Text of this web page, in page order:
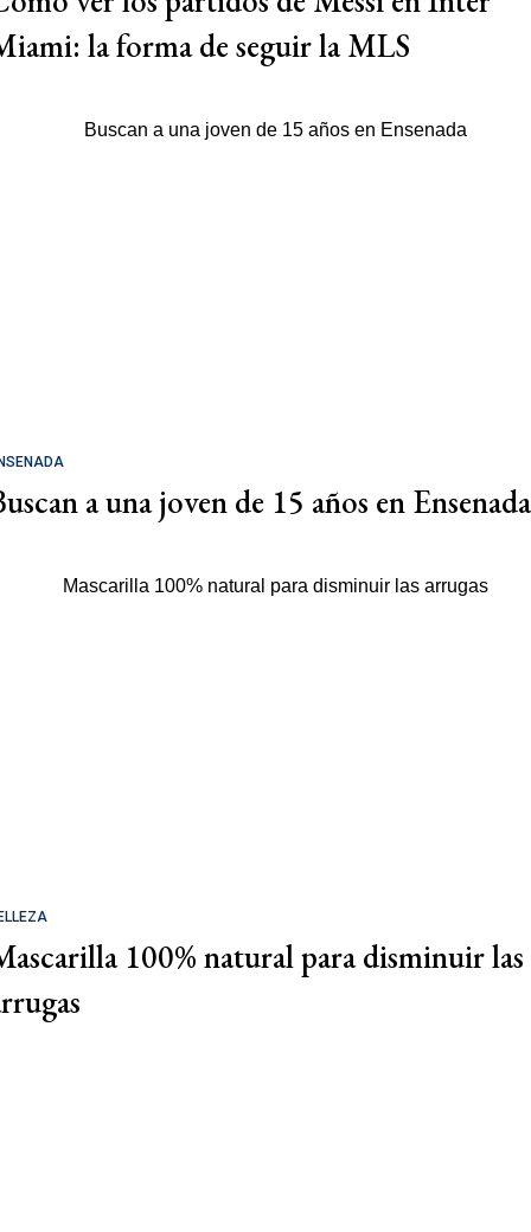
la forma de seguir la MLS
a una joven de 15 años en Ensenada
100% natural para disminuir las